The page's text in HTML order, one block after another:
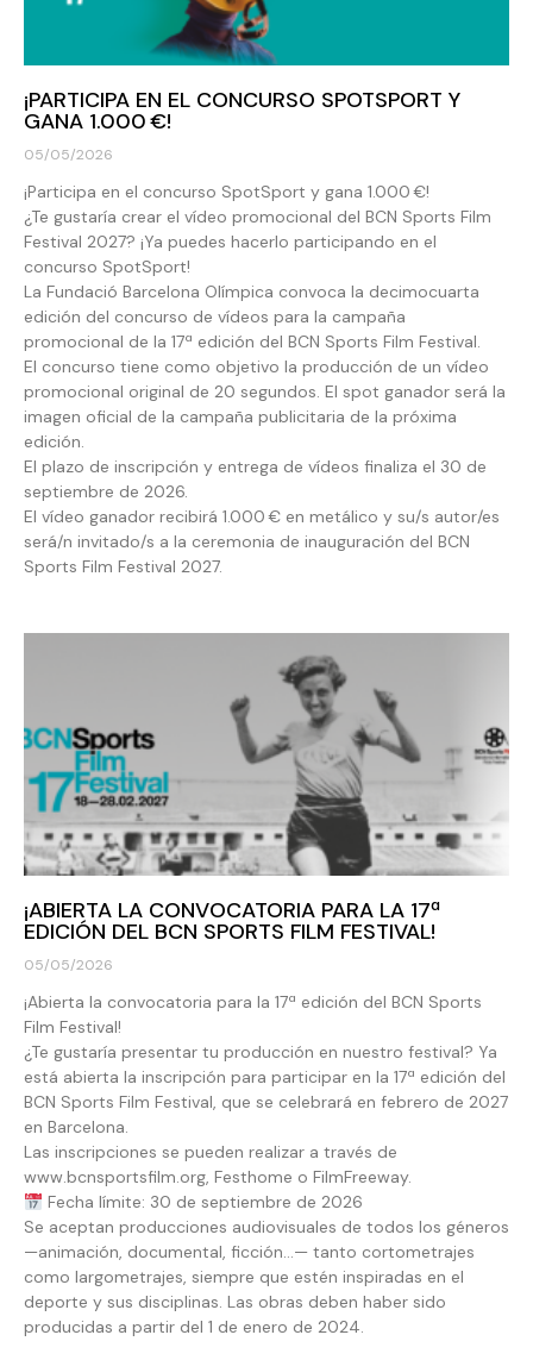
¡PARTICIPA EN EL CONCURSO SPOTSPORT Y
GANA 1.000 €!
05/05/2026
¡Participa en el concurso SpotSport y gana 1.000 €!
¿Te gustaría crear el vídeo promocional del BCN Sports Film
Festival 2027? ¡Ya puedes hacerlo participando en el
concurso SpotSport!
La Fundació Barcelona Olímpica convoca la decimocuarta
edición del concurso de vídeos para la campaña
promocional de la 17ª edición del BCN Sports Film Festival.
El concurso tiene como objetivo la producción de un vídeo
promocional original de 20 segundos. El spot ganador será la
imagen oficial de la campaña publicitaria de la próxima
edición.
El plazo de inscripción y entrega de vídeos finaliza el 30 de
septiembre de 2026.
El vídeo ganador recibirá 1.000 € en metálico y su/s autor/es
será/n invitado/s a la ceremonia de inauguración del BCN
Sports Film Festival 2027.
¡ABIERTA LA CONVOCATORIA PARA LA 17ª
EDICIÓN DEL BCN SPORTS FILM FESTIVAL!
05/05/2026
¡Abierta la convocatoria para la 17ª edición del BCN Sports
Film Festival!
¿Te gustaría presentar tu producción en nuestro festival? Ya
está abierta la inscripción para participar en la 17ª edición del
BCN Sports Film Festival, que se celebrará en febrero de 2027
en Barcelona.
Las inscripciones se pueden realizar a través de
www.bcnsportsfilm.org, Festhome o FilmFreeway.
Fecha límite: 30 de septiembre de 2026
Se aceptan producciones audiovisuales de todos los géneros
—animación, documental, ficción…— tanto cortometrajes
como largometrajes, siempre que estén inspiradas en el
deporte y sus disciplinas. Las obras deben haber sido
producidas a partir del 1 de enero de 2024.